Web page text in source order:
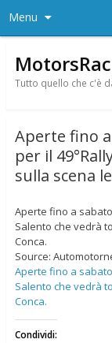
Menu
Tutto quello che c'è
Aperte fino
per il
sulla scena
Aperte fino a
Salento che vedrà
Conca.
Source:
Aperte fino a
Salento che vedrà
Conca.
Condividi: